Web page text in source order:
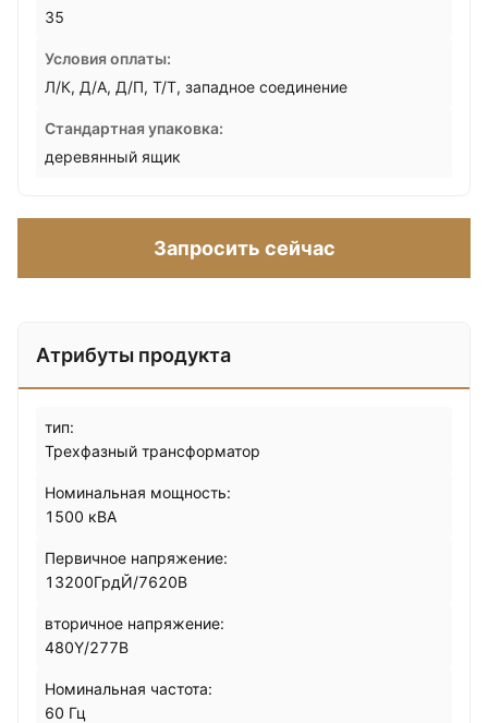
35
Условия оплаты:
Л/К, Д/А, Д/П, Т/Т, западное соединение
Стандартная упаковка:
деревянный ящик
Запросить сейчас
Атрибуты продукта
тип:
Трехфазный трансформатор
Номинальная мощность:
1500 кВА
Первичное напряжение:
13200ГрдЙ/7620В
вторичное напряжение:
480Y/277В
Номинальная частота:
60 Гц